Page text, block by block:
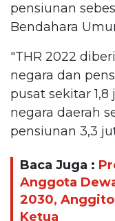
pensiunan
Bendahara
"THR 2022
negara dan
pusat sekitar
negara daerah
pensiunan 3,3
Baca Juga :
Anggota
2030,
Ketua